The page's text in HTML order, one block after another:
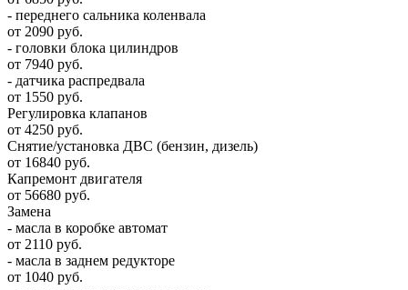
- переднего сальника коленвала
от 2090 руб.
- головки блока цилиндров
от 7940 руб.
- датчика распредвала
от 1550 руб.
Регулировка клапанов
от 4250 руб.
Снятие/установка ДВС (бензин, дизель)
от 16840 руб.
Капремонт двигателя
от 56680 руб.
Замена
- масла в коробке автомат
от 2110 руб.
- масла в заднем редукторе
от 1040 руб.